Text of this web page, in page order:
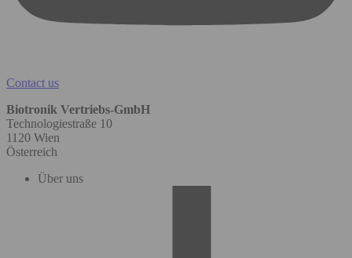
Contact us
Biotronik Vertriebs-GmbH
Technologiestraße 10
1120 Wien
Österreich
Über uns